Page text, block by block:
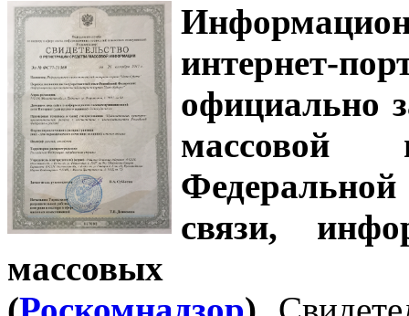
интернет-
официально
связи,
массовых